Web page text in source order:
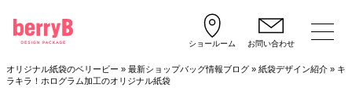
ショールーム お問い合わせ
オリジナル紙袋のベリービー » 最新ショップバッグ情報ブログ» 紙袋デザイン紹介» キ
ラキラ！ホログラム加工のオリジナル紙袋